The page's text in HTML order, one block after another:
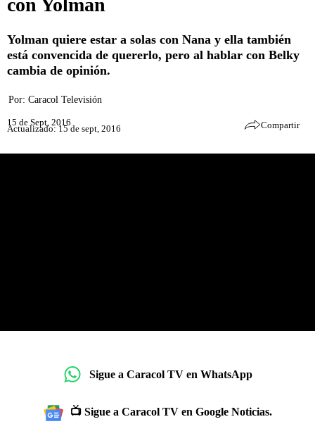
con Yolman
Yolman quiere estar a solas con Nana y ella también
está convencida de quererlo, pero al hablar con Belky
cambia de opinión.
Por: Caracol Televisión
15 de Sept, 2016
Actualizado: 15 de sept, 2016 Compartir
Sigue a Caracol TV en WhatsApp
📺 Sigue a Caracol TV en Google Noticias.